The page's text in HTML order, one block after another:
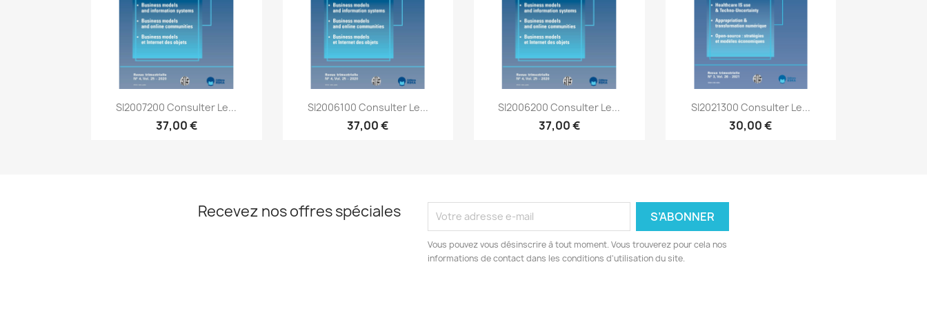
Aperçu rapide
SI2007200 Consulter Le...
37,00 €
Aperçu rapide
SI2006100 Consulter Le...
37,00 €
Aperçu rapide
SI2006200 Consulter Le...
37,00 €
Aperçu rapide
SI2021300 Consulter Le...
30,00 €
Recevez nos offres spéciales
Vous pouvez vous désinscrire à tout moment. Vous trouverez pour cela nos
informations de contact dans les conditions d'utilisation du site.